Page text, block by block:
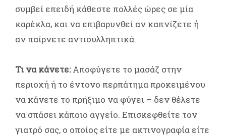
συμβεί επειδή κάθεστε πολλές ώρες σε μία
καρέκλα, και να επιβαρυνθεί αν καπνίζετε ή
αν παίρνετε αντισυλληπτικά.
Τι να κάνετε:Αποφύγετε το μασάζ στην
περιοχή ή το έντονο περπάτημα προκειμένου
να κάνετε το πρήξιμο να φύγει – δεν θέλετε
να σπάσει κάποιο αγγείο. Επισκεφθείτε τον
γιατρό σας, ο οποίος είτε με ακτινογραφία είτε